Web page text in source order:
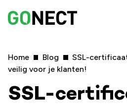
Home Blog
SSL-
veilig voor je klanten!
SSL-